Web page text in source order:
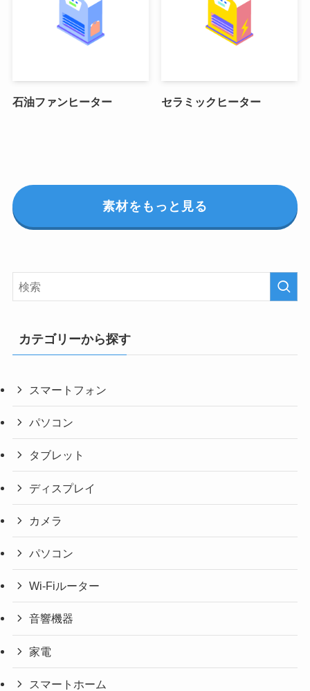
石油ファンヒーター セラミックヒーター
素材をもっと見る
カテゴリーから探す
スマートフォン
パソコン
タブレット
ディスプレイ
カメラ
パソコン
Wi-Fiルーター
音響機器
家電
スマートホーム